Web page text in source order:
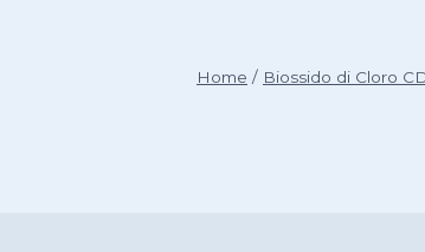
Home / Biossido di Cloro